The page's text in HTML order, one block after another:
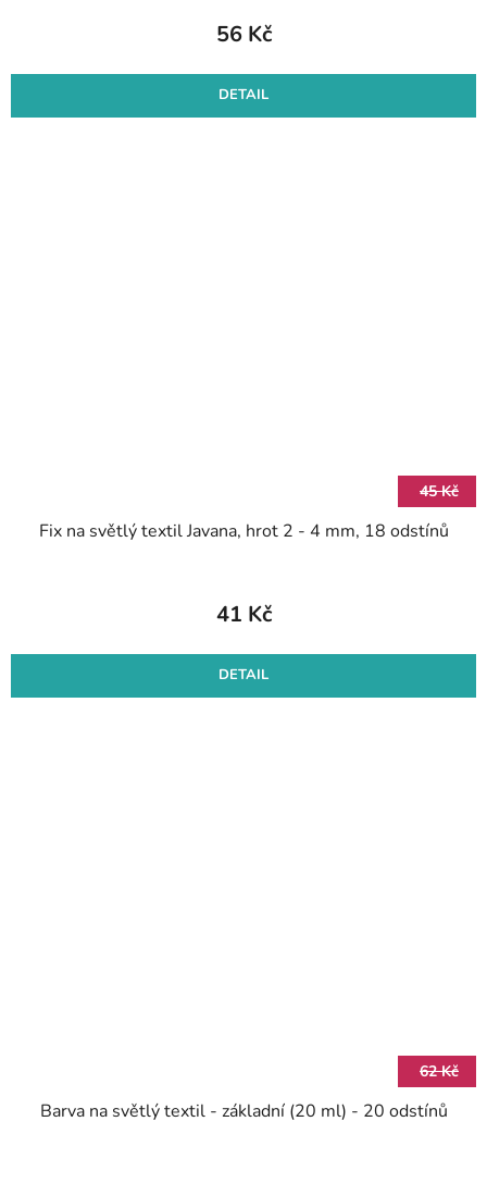
56 Kč
DETAIL
45 Kč
Fix na světlý textil Javana, hrot 2 - 4 mm, 18 odstínů
41 Kč
DETAIL
62 Kč
Barva na světlý textil - základní (20 ml) - 20 odstínů